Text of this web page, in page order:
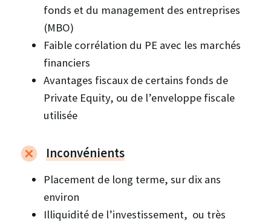
fonds et du management des entreprises
(MBO)
Faible corrélation du PE avec les marchés
financiers
Avantages fiscaux de certains fonds de
Private Equity, ou de l’enveloppe fiscale
utilisée
Inconvénients
Placement de long terme, sur dix ans
environ
Illiquidité de l’investissement, ou très